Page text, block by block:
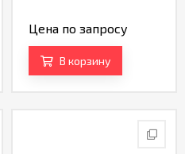
Цена по запросу
В корзину